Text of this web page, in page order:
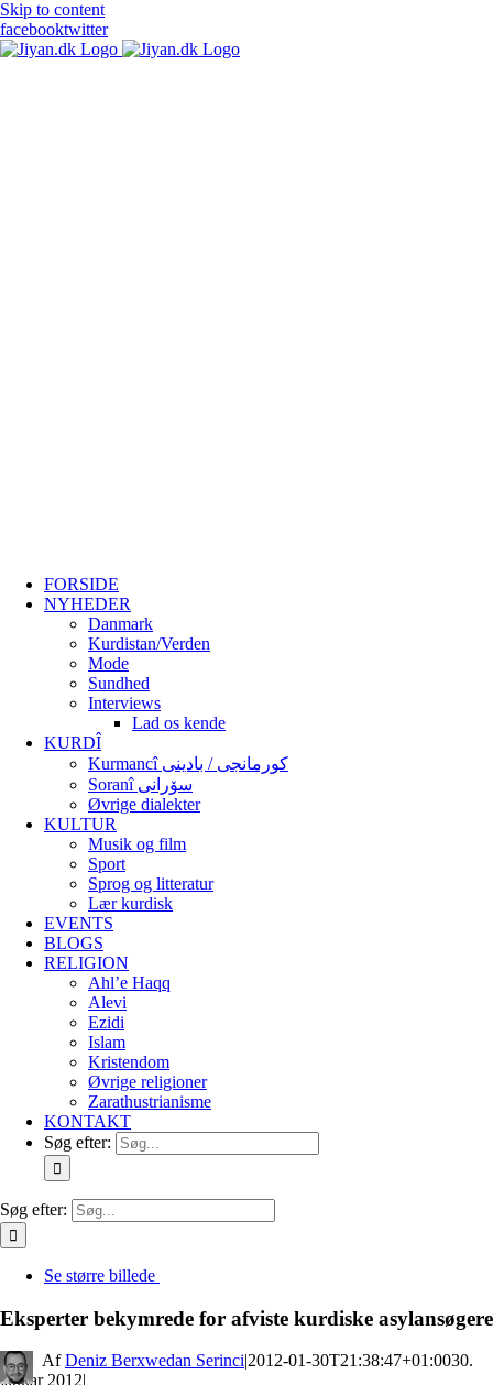
Skip to content
facebooktwitter
FORSIDE
NYHEDER
Danmark
Kurdistan/Verden
Mode
Sundhed
Interviews
Lad os kende
KURDÎ
Kurmancî کورمانجی / بادینی
Soranî سۆرانی
Øvrige dialekter
KULTUR
Musik og film
Sport
Sprog og litteratur
Lær kurdisk
EVENTS
BLOGS
RELIGION
Ahl’e Haqq
Alevi
Ezidi
Islam
Kristendom
Øvrige religioner
Zarathustrianisme
KONTAKT
Søg efter:
Søg efter:
Se større billede
Eksperter bekymrede for afviste kurdiske asylansøgere
By Deniz Berxwedan Serinci|2012-01-30T21:38:47+01:0030.
januar 2012|